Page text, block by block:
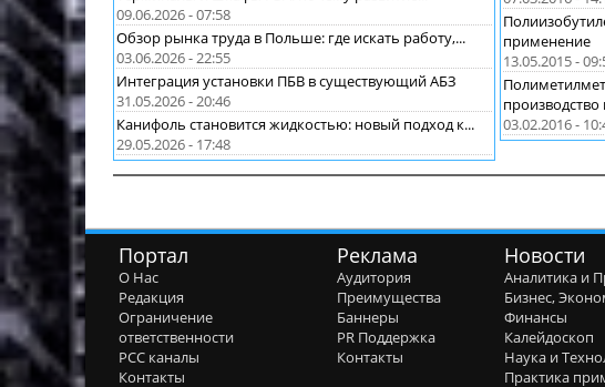
09.06.2026 - 07:58
Обзор рынка труда в Польше: где искать работу,...
03.06.2026 - 22:55
Интеграция установки ПБВ в существующий АБЗ
31.05.2026 - 20:46
Канифоль становится жидкостью: новый подход к...
29.05.2026 - 17:48
применение
13.05.2015 -
производство
03.02.2016 -
Портал
О Нас
Редакция
Ограничение
ответственности
РСС каналы
Контакты
Реклама
Аудитория
Преимущества
Баннеры
PR Поддержка
Контакты
Новости
Аналитика и
Бизнес,
Финансы
Калейдоскоп
Наука и
Практика